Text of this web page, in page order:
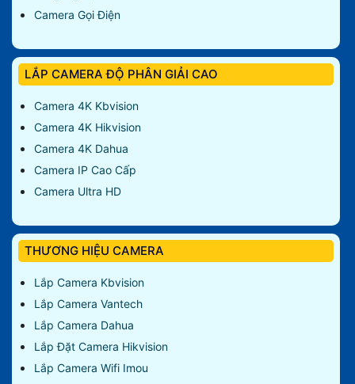
Camera Gọi Điện
LẮP CAMERA ĐỘ PHÂN GIẢI CAO
Camera 4K Kbvision
Camera 4K Hikvision
Camera 4K Dahua
Camera IP Cao Cấp
Camera Ultra HD
THƯƠNG HIỆU CAMERA
Lắp Camera Kbvision
Lắp Camera Vantech
Lắp Camera Dahua
Lắp Đặt Camera Hikvision
Lắp Camera Wifi Imou